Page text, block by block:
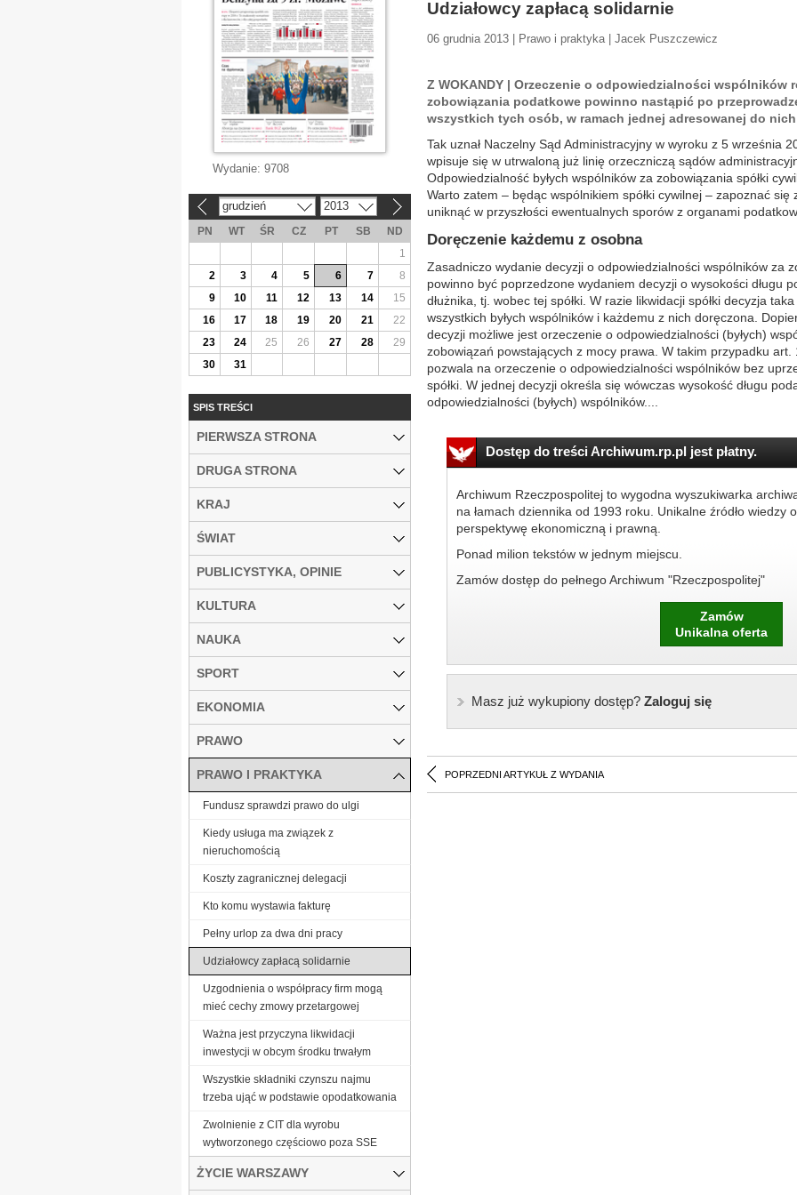
Udziałowcy zapłacą solidarnie
06 grudnia 2013 | Prawo i praktyka | Jacek Puszczewicz
Z WOKANDY | Orzeczenie o odpowiedzialności wspólników
zobowiązania podatkowe powinno nastąpić po
wszystkich tych osób, w ramach jednej adresowanej do
Tak uznał Naczelny Sąd Administracyjny w wyroku z 5 września
wpisuje się w utrwaloną już linię orzeczniczą sądów
Odpowiedzialność byłych wspólników za zobowiązania spółki
Warto zatem – będąc wspólnikiem spółki cywilnej – zapoznać
uniknąć w przyszłości ewentualnych sporów z organami
Doręczenie każdemu z osobna
Zasadniczo wydanie decyzji o odpowiedzialności wspólników za
powinno być poprzedzone wydaniem decyzji o wysokości długu
dłużnika, tj. wobec tej spółki. W razie likwidacji spółki decyzja
wszystkich byłych wspólników i każdemu z nich doręczona.
decyzji możliwe jest orzeczenie o odpowiedzialności (byłych)
zobowiązań powstających z mocy prawa. W takim przypadku
pozwala na orzeczenie o odpowiedzialności wspólników bez
spółki. W jednej decyzji określa się wówczas wysokość długu
odpowiedzialności (byłych) wspólników....
Dostęp do treści Archiwum.rp.pl jest płatny.
Archiwum Rzeczpospolitej to wygodna wyszukiwarka
na łamach dziennika od 1993 roku. Unikalne źródło wiedzy
perspektywę ekonomiczną i prawną.
Ponad milion tekstów w jednym miejscu.
Zamów dostęp do pełnego Archiwum "Rzeczpospolitej"
Zamów
Unikalna oferta
Masz już wykupiony dostęp?Zaloguj się
POPRZEDNI ARTYKUŁ Z WYDANIA
Wydanie: 9708
grudzień 2013
PN WT ŚR CZ PT SB
ND
1
2
3 4 5 6 7
8
9
10 11 12 13 14
15
16
17 18 19 20 21
22
23
24 25 26 27 28
29
30
31
SPIS TREŚCI
PIERWSZA STRONA
DRUGA STRONA
KRAJ
ŚWIAT
PUBLICYSTYKA, OPINIE
KULTURA
NAUKA
SPORT
EKONOMIA
PRAWO
PRAWO I PRAKTYKA
Fundusz sprawdzi prawo do ulgi
Kiedy usługa ma związek z
nieruchomością
Koszty zagranicznej delegacji
Kto komu wystawia fakturę
Pełny urlop za dwa dni pracy
Udziałowcy zapłacą solidarnie
Uzgodnienia o współpracy firm mogą
mieć cechy zmowy przetargowej
Ważna jest przyczyna likwidacji
inwestycji w obcym środku trwałym
Wszystkie składniki czynszu najmu
trzeba ująć w podstawie opodatkowania
Zwolnienie z CIT dla wyrobu
wytworzonego częściowo poza SSE
ŻYCIE WARSZAWY